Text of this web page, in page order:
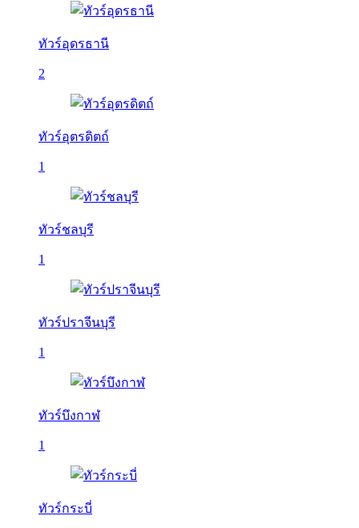
ทัวร์อุดรธานี
2
ทัวร์อุตรดิตถ์
1
ทัวร์ชลบุรี
1
ทัวร์ปราจีนบุรี
1
ทัวร์บึงกาฬ
1
ทัวร์กระบี่